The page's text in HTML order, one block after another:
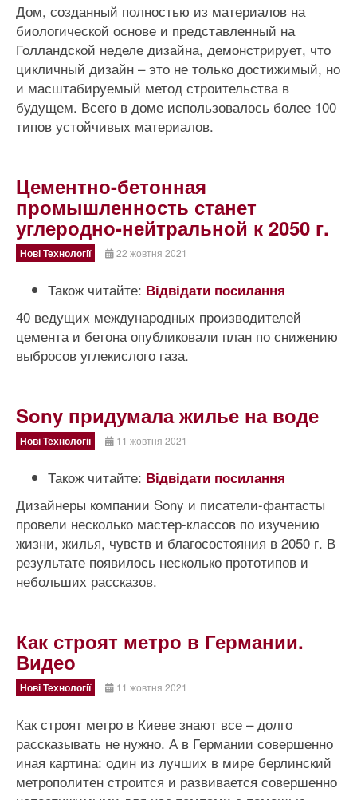
Дом, созданный полностью из материалов на
биологической основе и представленный на
Голландской неделе дизайна, демонстрирует, что
цикличный дизайн – это не только достижимый, но
и масштабируемый метод строительства в
будущем. Всего в доме использовалось более 100
типов устойчивых материалов.
Цементно-бетонная
промышленность станет
углеродно-нейтральной к 2050 г.
Нові Технології 22 жовтня 2021
Також читайте: Відвідати посилання
40 ведущих международных производителей
цемента и бетона опубликовали план по снижению
выбросов углекислого газа.
Sony придумала жилье на воде
Нові Технології 11 жовтня 2021
Також читайте: Відвідати посилання
Дизайнеры компании Sony и писатели-фантасты
провели несколько мастер-классов по изучению
жизни, жилья, чувств и благосостояния в 2050 г. В
результате появилось несколько прототипов и
небольших рассказов.
Как строят метро в Германии.
Видео
Нові Технології 11 жовтня 2021
Как строят метро в Киеве знают все – долго
рассказывать не нужно. А в Германии совершенно
иная картина: один из лучших в мире берлинский
метрополитен строится и развивается совершенно